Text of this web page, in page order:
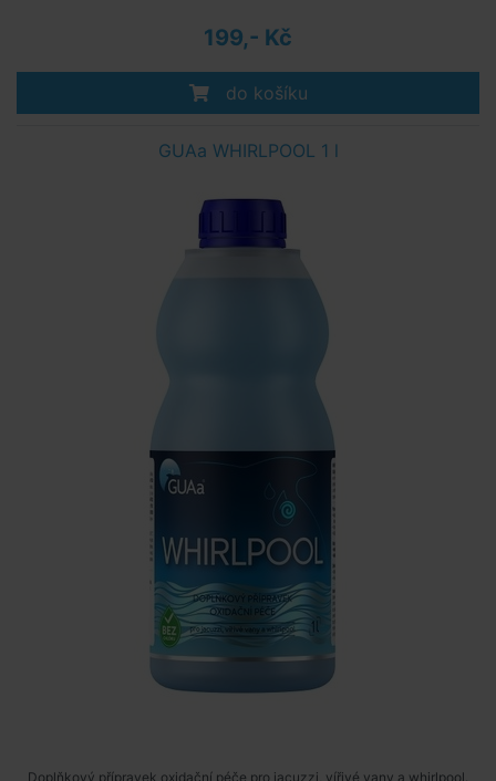
199,- Kč
do košíku
GUAa WHIRLPOOL 1 l
Doplňkový přípravek oxidační péče pro jacuzzi, vířivé vany a whirlpool.